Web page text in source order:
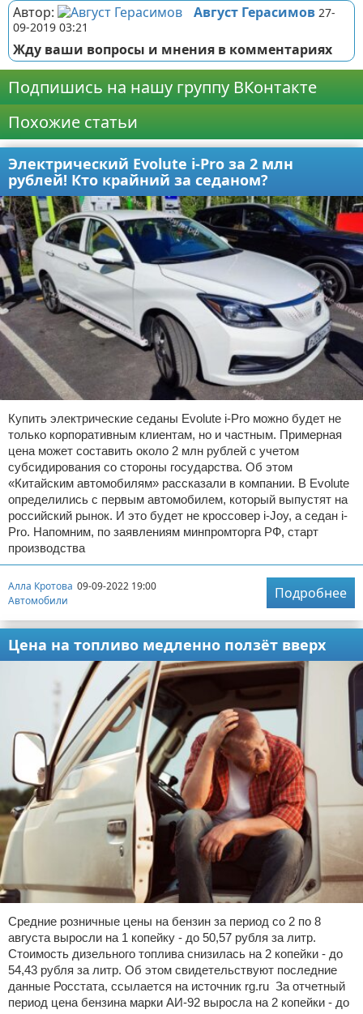
Автор: Август Герасимов 27-
09-2019 03:21
Жду ваши вопросы и мнения в комментариях
Подпишись на нашу группу ВКонтакте
Похожие статьи
Электрический Evolute i-Pro за 2 млн
рублей! Кто крайний за седаном?
Купить электрические седаны Evolute i-Pro можно будет не
только корпоративным клиентам, но и частным. Примерная
цена может составить около 2 млн рублей с учетом
субсидирования со стороны государства. Об этом
«Китайским автомобилям» рассказали в компании. В Evolute
определились с первым автомобилем, который выпустят на
российский рынок. И это будет не кроссовер i-Joy, а седан i-
Pro. Напомним, по заявлениям минпромторга РФ, старт
производства
Алла Кротова 09-09-2022 19:00
Автомобили
Подробнее
Цена на топливо медленно ползёт вверх
Средние розничные цены на бензин за период со 2 по 8
августа выросли на 1 копейку - до 50,57 рубля за литр.
Стоимость дизельного топлива снизилась на 2 копейки - до
54,43 рубля за литр. Об этом свидетельствуют последние
данные Росстата, ссылается на источник rg.ru За отчетный
период цена бензина марки АИ-92 выросла на 2 копейки - до